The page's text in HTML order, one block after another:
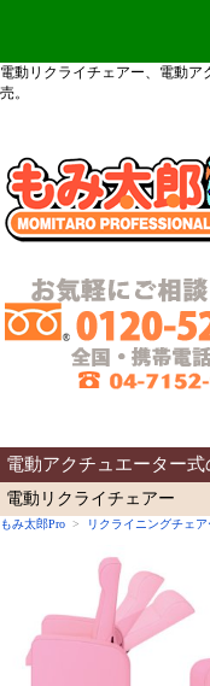
電動リクライチェアー、電動ア
売。
電動アクチュエーター
電動リクライチェアー
もみ太郎Pro > リクライニングチェア